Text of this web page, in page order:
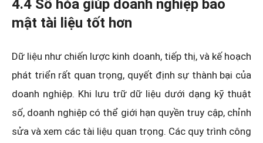
4.4 Số hóa giúp doanh nghiệp bảo
mật tài liệu tốt hơn
Dữ liệu như chiến lược kinh doanh, tiếp thị, và kế hoạch
phát triển rất quan trọng, quyết định sự thành bại của
doanh nghiệp. Khi lưu trữ dữ liệu dưới dạng kỹ thuật
số, doanh nghiệp có thể giới hạn quyền truy cập, chỉnh
sửa và xem các tài liệu quan trọng. Các quy trình công